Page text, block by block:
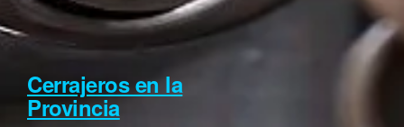
Cerrajeros en la
Provincia